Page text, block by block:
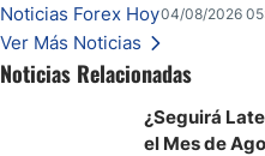
seguridad en Bitcoin y nuevas señales
Noticias Forex Hoy04/08/2026
Ver Más Noticias
Noticias Relacionadas
¿Seguirá
el Mes de